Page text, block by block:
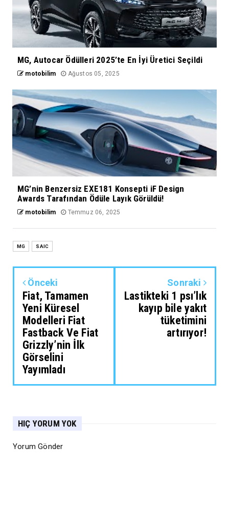
MG, Autocar Ödülleri 2025’te En İyi Üretici Seçildi
motobilim Ağustos 05, 2025
MG’nin Benzersiz EXE181 Konsepti iF Design
Awards Tarafından Ödüle Layık Görüldü!
motobilim Temmuz 06, 2025
MG SAIC
Önceki
Fiat, Tamamen
Yeni Küresel
Modelleri Fiat
Fastback Ve Fiat
Grizzly’nin İlk
Görselini
Yayımladı
Sonraki
Lastikteki 1 psı’lık
kayıp bile yakıt
tüketimini
artırıyor!
HIÇ YORUM YOK
Yorum Gönder